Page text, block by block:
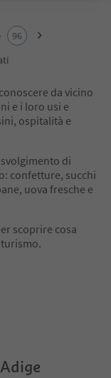
96
da vicino
e i loro usi e
ospitalità e
di
confetture, succhi
uova fresche e
scoprire cosa